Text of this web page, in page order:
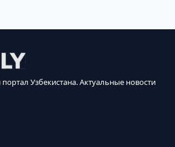
Узбекистана. Актуальные новости